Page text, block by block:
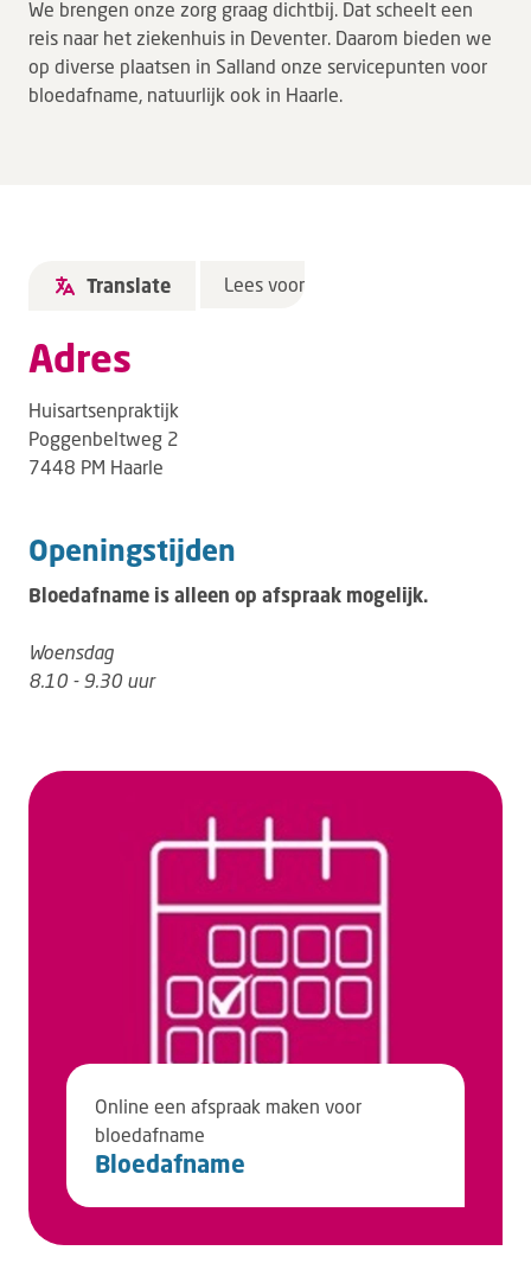
We brengen onze zorg graag dichtbij. Dat scheelt een
reis naar het ziekenhuis in Deventer. Daarom bieden we
op diverse plaatsen in Salland onze servicepunten voor
bloedafname, natuurlijk ook in Haarle.
Translate Lees voor
Adres
Huisartsenpraktijk
Poggenbeltweg 2
7448 PM Haarle
Openingstijden
Bloedafname is alleen op afspraak mogelijk.
Woensdag
8.10 - 9.30 uur
Online een afspraak maken voor
bloedafname
Bloedafname